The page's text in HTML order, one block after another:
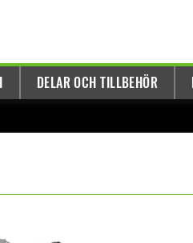
DELAR OCH TILLBEHÖR